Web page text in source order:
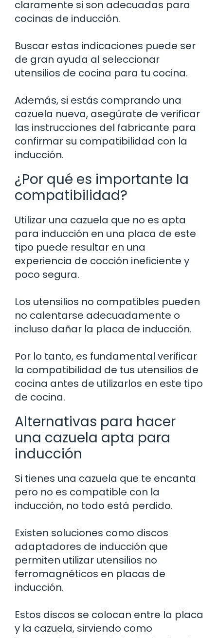
claramente si son adecuadas para
cocinas de inducción.
Buscar estas indicaciones puede ser
de gran ayuda al seleccionar
utensilios de cocina para tu cocina.
Además, si estás comprando una
cazuela nueva, asegúrate de verificar
las instrucciones del fabricante para
confirmar su compatibilidad con la
inducción.
¿Por qué es importante la
compatibilidad?
Utilizar una cazuela que no es apta
para inducción en una placa de este
tipo puede resultar en una
experiencia de cocción ineficiente y
poco segura.
Los utensilios no compatibles pueden
no calentarse adecuadamente o
incluso dañar la placa de inducción.
Por lo tanto, es fundamental verificar
la compatibilidad de tus utensilios de
cocina antes de utilizarlos en este tipo
de cocina.
Alternativas para hacer
una cazuela apta para
inducción
Si tienes una cazuela que te encanta
pero no es compatible con la
inducción, no todo está perdido.
Existen soluciones como discos
adaptadores de inducción que
permiten utilizar utensilios no
ferromagnéticos en placas de
inducción.
Estos discos se colocan entre la placa
y la cazuela, sirviendo como